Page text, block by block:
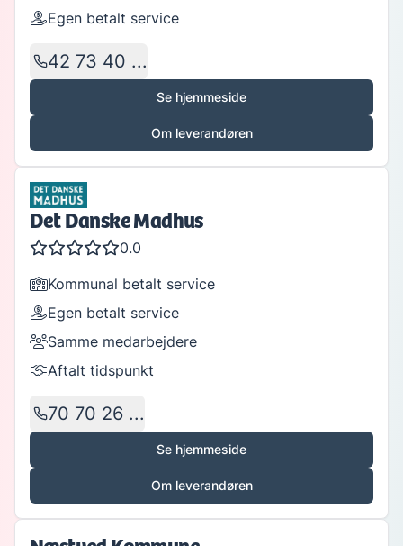
42 73 40 ...
Se hjemmeside
Om leverandøren
Egen betalt service
Det Danske Madhus
0.0
70 70 26 ...
Se hjemmeside
Om leverandøren
Kommunal betalt service
Egen betalt service
Samme medarbejdere
Aftalt tidspunkt